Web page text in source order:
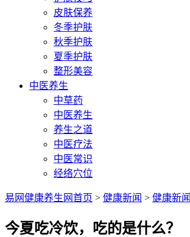
皮肤保养
冬季护肤
秋季护肤
夏季护肤
整形美容
中医养生
中草药
中医养生
养生之道
中医疗法
中医常识
经络穴位
易网健康养生网首页 > 健康新闻 > 健康新闻
今夏吃冷饮，吃的是什么？